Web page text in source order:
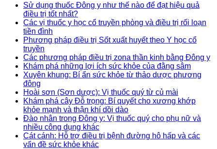
Sử dụng thuốc Đông y như thế nào để đạt hiệu quả
điều trị tốt nhất?
Các vị thuốc y học cổ truyền phòng và điều trị rối loạn
tiền đình
Phương pháp điều trị Sốt xuất huyết theo Y học cổ
truyền
Các phương pháp điều trị zona thần kinh bằng Đông y
Khám phá những lợi ích sức khỏe của đằng sâm
Xuyên khung: Bí ẩn sức khỏe từ thảo dược phương
đông
Hoài sơn (Sơn dược): Vị thuốc quý từ củ mài
Khám phá cây Đỗ trọng: Bí quyết cho xương khớp
khỏe mạnh và thận khí dồi dào
Đào nhân trong Đông y: Vị thuốc quý cho phụ nữ và
nhiều công dụng khác
Cát cánh: Hỗ trợ điều trị bệnh đường hô hấp và các
vấn đề sức khỏe khác